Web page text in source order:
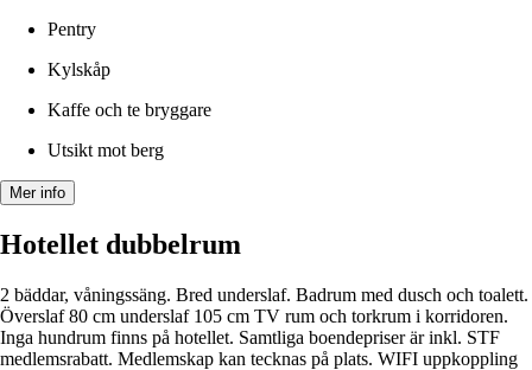
Pentry
Kylskåp
Kaffe och te bryggare
Utsikt mot berg
Mer info
Hotellet dubbelrum
2 bäddar, våningssäng. Bred underslaf. Badrum med dusch och toalett.
Överslaf 80 cm underslaf 105 cm TV rum och torkrum i korridoren.
Inga hundrum finns på hotellet. Samtliga boendepriser är inkl. STF
medlemsrabatt. Medlemskap kan tecknas på plats. WIFI uppkoppling